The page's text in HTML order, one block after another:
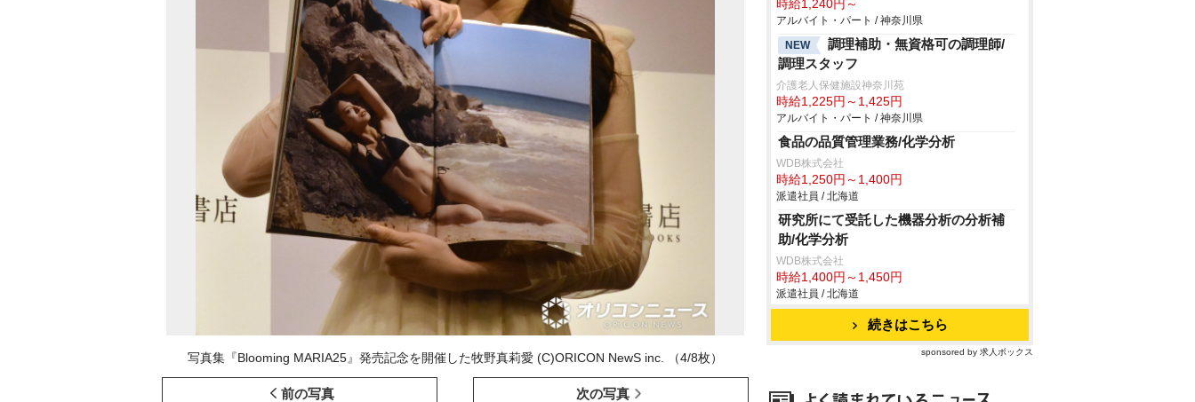
写真集『Blooming MARIA25』発売記念を開催した牧野真莉愛 (C)ORICON NewS inc. （4/8枚）
前の写真 次の写真
時給1,240円～
アルバイト・パート / 神奈川県
NEW
調理補助・無資格可の調理師/
調理スタッフ
介護老人保健施設神奈川苑
時給1,225円～1,425円
アルバイト・パート / 神奈川県
食品の品質管理業務/化学分析
WDB株式会社
時給1,250円～1,400円
派遣社員 / 北海道
研究所にて受託した機器分析の分析補
助/化学分析
WDB株式会社
時給1,400円～1,450円
派遣社員 / 北海道
続きはこちら
sponsored by 求人ボックス